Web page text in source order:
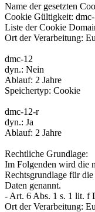
Name der gesetzten
Cookie Gültigkeit:
Liste der Cookie
Ort der Verarbeitung:
dmc-12
dyn.: Nein
Ablauf: 2 Jahre
Speichertyp: Cookie
dmc-12-r
dyn.: Ja
Ablauf: 2 Jahre
Rechtliche Grundlage:
Im Folgenden wird die
Rechtsgrundlage für
Daten genannt.
- Art. 6 Abs. 1 s. 1 lit. f
Ort der Verarbeitung: